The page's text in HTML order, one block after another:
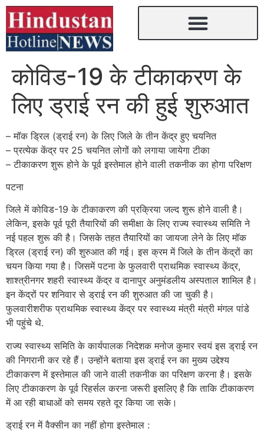
कोविड-19 के टीकाकरण के
लिए ड्राई रन की हुई शुरुआत
– मॉक ड्रिल (ड्राई रन) के लिए जिले के तीन केंद्र हुए चयनित
– प्रत्येक केंद्र पर 25 चयनित लोगों को लगाया जायेगा टीका
– टीकाकरण शुरू होने के पूर्व इस्तेमाल होने वाली तकनीक का होगा परिक्षण
पटना
जिले में कोविड-19 के टीकाकरण की प्रक्रिया जल्द शुरू होने वाली है।
लेकिन, इसके पूर्व पूरी तैयारियों की समीक्षा के लिए राज्य स्वास्थ्य समिति ने
नई पहल शुरू की है। जिसके तहत तैयारियों का जायजा लेने के लिए मॉक
ड्रिल (ड्राई रन) की शुरुआत की गई। इस क्रम में जिले के तीन केंद्रों का
चयन किया गया है। जिसमें पटना के फुलवारी प्राथमिक स्वास्थ्य केंद्र,
शाश्त्रीनगर शहरी स्वास्थ्य केंद्र व दानापुर अनुमंडलीय अस्पताल शामिल है।
इन केंद्रों पर शनिवार से ड्राई रन की शुरुआत की जा चुकी है।
फुलवारीशरीफ प्राथमिक स्वास्थ्य केंद्र पर स्वास्थ्य मंत्री मंत्री मंगल पांडे
भी पहुंचे थे.
राज्य स्वास्थ्य समिति के कार्यपालक निदेशक मनोज कुमार स्वयं इस ड्राई रन
की निगरानी कर रहे हैं। उन्होंने बताया इस ड्राई रन का मुख्य उद्देश्य
टीकाकरण में इस्तेमाल की जाने वाली तकनीक का परिक्षण करना है। इसके
लिए टीकाकरण के पूर्व रिहर्सल करना जरूरी इसलिए है कि ताकि टीकाकरण
में आ रही बाधाओं को समय रहते दूर किया जा सके।
ड्राई रन में वैक्सीन का नहीं होगा इस्तेमाल :